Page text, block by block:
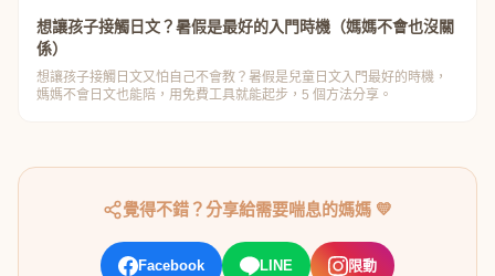
想讓孩子接觸日文？暑假是最好的入門時機（媽媽不會也沒關
係）
想讓孩子接觸日文又怕自己不會教？暑假是兒童日文入門最好的時機，
媽媽不會日文也能陪，用免費工具就能起步，5 個方法分享。
覺得不錯？分享給需要喘息的媽媽 💛
Facebook LINE 限動